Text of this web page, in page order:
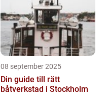
08 september 2025
Din guide till rätt
båtverkstad i Stockholm